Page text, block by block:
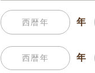
年
年